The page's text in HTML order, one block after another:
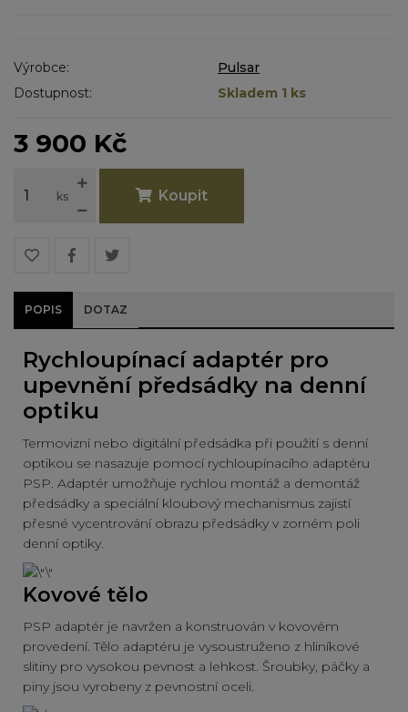
Výrobce:
Pulsar
Dostupnost:
Skladem 1 ks
3 900 Kč
ks Koupit
POPIS DOTAZ
Rychloupínací adaptér pro
upevnění předsádky na denní
optiku
Termovizní nebo digitální předsádka při použití s denní
optikou se nasazuje pomocí rychloupínacího adaptéru
PSP. Adaptér umožňuje rychlou montáž a demontáž
předsádky a speciální kloubový mechanismus zajistí
přesné vycentrování obrazu předsádky v zorném poli
denní optiky.
Kovové tělo
PSP adaptér je navržen a konstruován v kovovém
provedení. Tělo adaptéru je vysoustruženo z hliníkové
slitiny pro vysokou pevnost a lehkost. Šroubky, páčky a
piny jsou vyrobeny z pevnostní oceli.